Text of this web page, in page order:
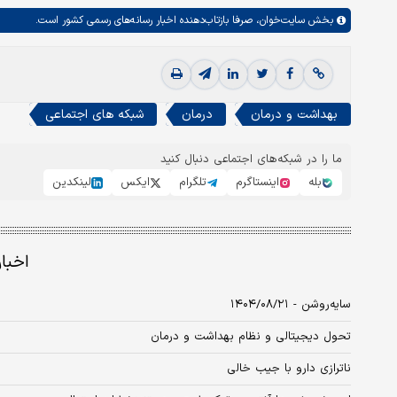
بخش سایت‌خوان، صرفا بازتاب‌دهنده اخبار رسانه‌های رسمی کشور است.
بهداشت و درمان درمان شبکه های اجتماعی
ما را در شبکه‌های اجتماعی دنبال کنید
بله
اینستاگرم تلگرام ایکس لینکدین
سایه‌روشن - ۱۴۰۴/۰۸/۲۱
تحول دیجیتالی و نظام بهداشت و درمان
ناترازی دارو با جیب خالی